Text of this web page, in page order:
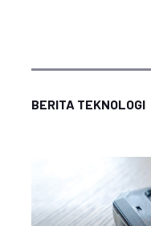
BERITA TEKNOLOGI